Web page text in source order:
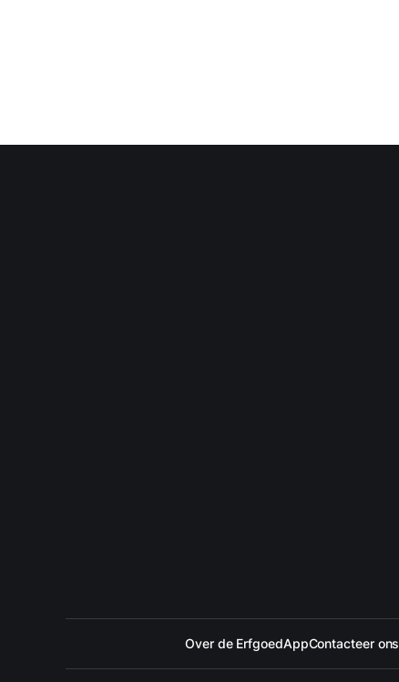
Over de ErfgoedAppContacteer ons